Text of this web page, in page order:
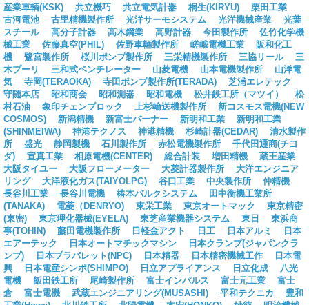
産業車輌(KSK)
共立機巧 共立電気計器 桐生(KIRYU)
栗田工業
古河電池
古里精機製作所 光洋サーモシステム 光洋機械産業
光葉
スチール
高分子計器 高木鋼業 高野計器 今田製作所
佐竹化学機
械工業
佐藤真空(PHIL) 佐野車輛製作所 嵯峨電機工業
阪和化工
機
鷺宮製作所 桜川ポンプ製作所 三栄精機製作所 三協リール
三
木プーリ
三和式ベンチレーター 山菱電機 山本電機製作所
山洋電
気
寺岡(TERAOKA) 寺田ポンプ製作所(TERADA)
芝浦エレテック
守随本店
昭和商会 昭和測器 昭和電機 松井鉄工所（マツイ）
松
村石油
象印チェンブロック 上杉輸送機製作所
新コスモス電機(NEW
COSMOS)
新潟精機 新富士バーナー 新明和工業
新明和工業
(SHINMEIWA)
神港テクノス 神港精機 杉崎計器(CEDAR)
清水製作
所
盛光 静岡製機 石川製作所 赤松電機製作所
千代田通商(チヨ
ダ)
宣真工業 相原電機(CENTER) 総合計装 増田精機
蔵王産業
大阪タイユー
大阪フローメーター 大菱計器製作所
大洋エンジニア
リング
大洋液化ガス(TAIYOLPG) 谷口工業 中央製作所
仲精機
長谷川工業
長谷川電機 椿本バルクシステム
田中衡機工業所
(TANAKA)
電菱（DENRYO) 東栄工業 東京オートマック
東京精密
(東密)
東京理化器械(EYELA) 東芝産業機器システム 東日
東浜商
事(TOHIN)
藤田電機製作所 日軽金アクト 日工 日本アルミ
日本
エアーテック
日本オートマチックマシン
日本クランプ(ジャパンクラ
ンプ)
日本プラパレット(NPC) 日本精器 日本精密機械工作
日本電
興
日本電産シンポ(SHIMPO) 日立アプライアンス 日立化成
八光
電機
飯田鉄工所 尾崎製作所 富士インパルス 富士元工業
富士
倉
富士電機 武蔵エンジニアリング(MUSASHI) 平和テクニカ
豊和